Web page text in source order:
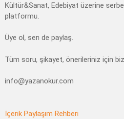
Kültür&Sanat, Edebiyat üzerine
platformu.
Üye ol, sen de paylaş.
Tüm soru, şikayet, önerileriniz için
info@yazanokur.com
İçerik Paylaşım Rehberi